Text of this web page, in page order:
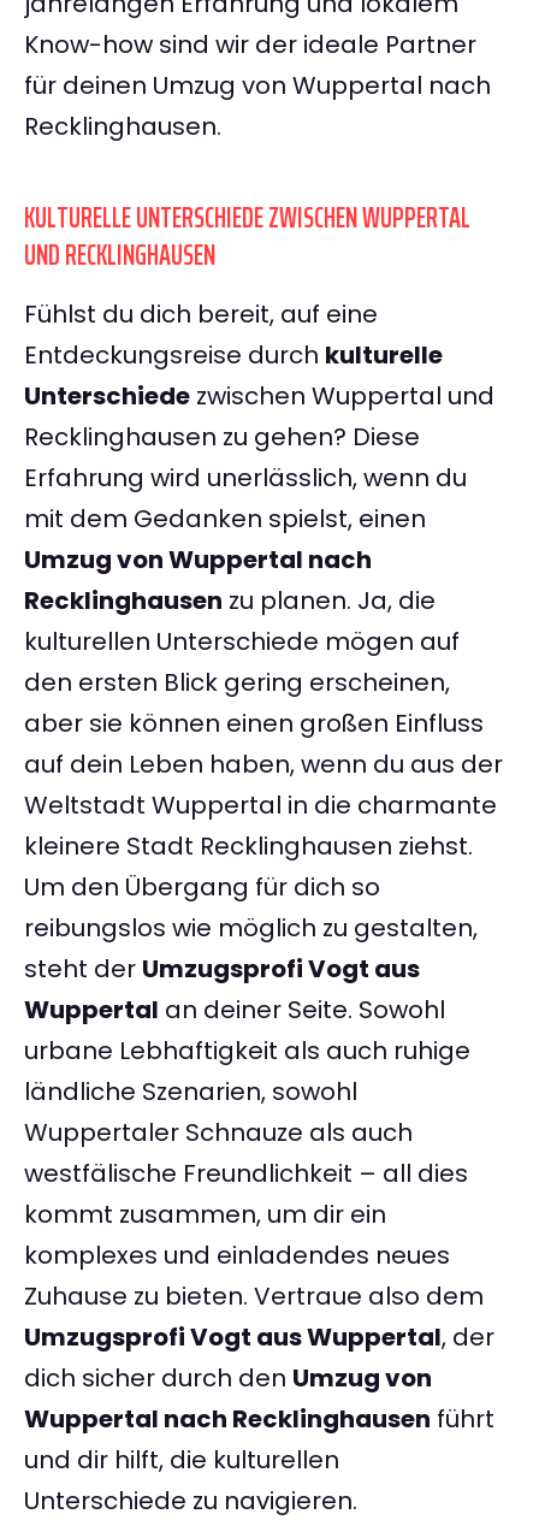
Know-how sind wir der ideale Partner
für deinen Umzug von Wuppertal nach
Recklinghausen.
KULTURELLE UNTERSCHIEDE ZWISCHEN WUPPERTAL
UND RECKLINGHAUSEN
Fühlst du dich bereit, auf eine
Entdeckungsreise durch kulturelle
Unterschiede zwischen Wuppertal und
Recklinghausen zu gehen? Diese
Erfahrung wird unerlässlich, wenn du
mit dem Gedanken spielst, einen
Umzug von Wuppertal nach
Recklinghausen zu planen. Ja, die
kulturellen Unterschiede mögen auf
den ersten Blick gering erscheinen,
aber sie können einen großen Einfluss
auf dein Leben haben, wenn du aus der
Weltstadt Wuppertal in die charmante
kleinere Stadt Recklinghausen ziehst.
Um den Übergang für dich so
reibungslos wie möglich zu gestalten,
steht der Umzugsprofi Vogt aus
Wuppertal an deiner Seite. Sowohl
urbane Lebhaftigkeit als auch ruhige
ländliche Szenarien, sowohl
Wuppertaler Schnauze als auch
westfälische Freundlichkeit – all dies
kommt zusammen, um dir ein
komplexes und einladendes neues
Zuhause zu bieten. Vertraue also dem
Umzugsprofi Vogt aus Wuppertal, der
dich sicher durch den Umzug von
Wuppertal nach Recklinghausen führt
und dir hilft, die kulturellen
Unterschiede zu navigieren.